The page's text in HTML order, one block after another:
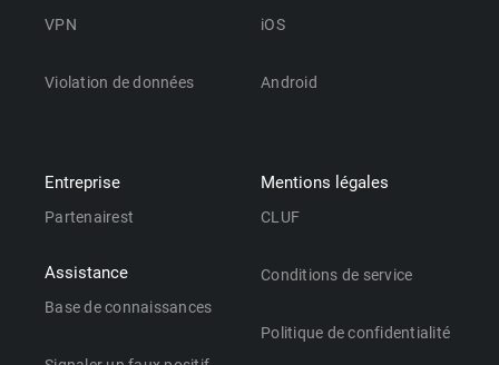
VPN
Violation de données
iOS
Android
Entreprise
Partenairest
Assistance
Base de connaissances
Mentions légales
CLUF
Conditions de service
Politique de confidentialité